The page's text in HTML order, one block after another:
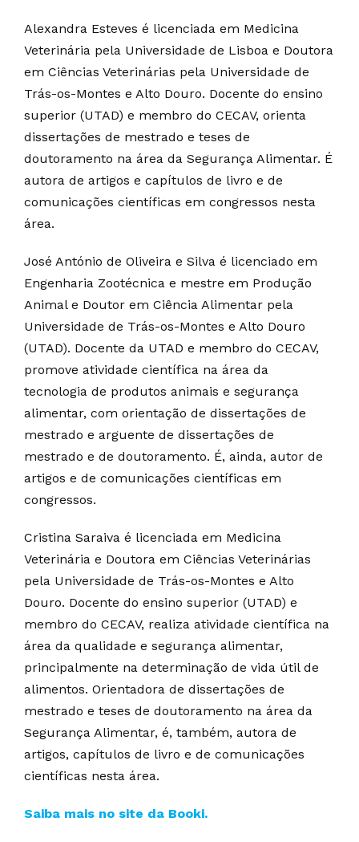
Alexandra Esteves é licenciada em Medicina
Veterinária pela Universidade de Lisboa e Doutora
em Ciências Veterinárias pela Universidade de
Trás-os-Montes e Alto Douro. Docente do ensino
superior (UTAD) e membro do CECAV, orienta
dissertações de mestrado e teses de
doutoramento na área da Segurança Alimentar. É
autora de artigos e capítulos de livro e de
comunicações científicas em congressos nesta
área.
José António de Oliveira e Silva é licenciado em
Engenharia Zootécnica e mestre em Produção
Animal e Doutor em Ciência Alimentar pela
Universidade de Trás-os-Montes e Alto Douro
(UTAD). Docente da UTAD e membro do CECAV,
promove atividade científica na área da
tecnologia de produtos animais e segurança
alimentar, com orientação de dissertações de
mestrado e arguente de dissertações de
mestrado e de doutoramento. É, ainda, autor de
artigos e de comunicações científicas em
congressos.
Cristina Saraiva é licenciada em Medicina
Veterinária e Doutora em Ciências Veterinárias
pela Universidade de Trás-os-Montes e Alto
Douro. Docente do ensino superior (UTAD) e
membro do CECAV, realiza atividade científica na
área da qualidade e segurança alimentar,
principalmente na determinação de vida útil de
alimentos. Orientadora de dissertações de
mestrado e teses de doutoramento na área da
Segurança Alimentar, é, também, autora de
artigos, capítulos de livro e de comunicações
científicas nesta área.
Saiba mais no site da Booki.